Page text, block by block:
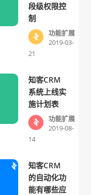
段级权限控
制
功能扩展
2019-03-
21
知客CRM
系统上线实
施计划表
功能扩展
2019-08-
14
知客CRM
的自动化功
能有哪些应